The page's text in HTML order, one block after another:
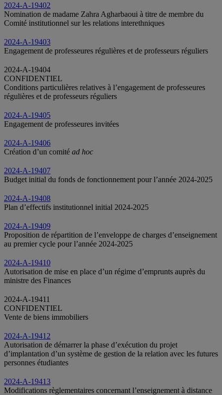
2024-A-19402
Nomination de madame Zahra Agharbaoui à titre de membre du
Comité institutionnel sur les relations interethniques
2024-A-19403
Engagement de professeures régulières et de professeurs réguliers
2024-A-19404
CONFIDENTIEL
Conditions particulières relatives à l’engagement de professeures
régulières et de professeurs réguliers
2024-A-19405
Engagement de professeures invitées
2024-A-19406
Création d’un comité ad hoc
2024-A-19407
Budget initial du fonds de fonctionnement pour l’année 2024-2025
2024-A-19408
Plan d’effectifs institutionnel initial 2024-2025
2024-A-19409
Proposition de répartition de l’enveloppe de charges d’enseignement
au premier cycle pour l’année 2024-2025
2024-A-19410
Autorisation de mise en place d’un régime d’emprunts auprès du
ministre des Finances
2024-A-19411
CONFIDENTIEL
Vente de biens immobiliers
2024-A-19412
Autorisation de démarrer la phase d’exécution du projet
d’implantation d’un système de gestion de la relation avec les futures
personnes étudiantes
2024-A-19413
Modifications règlementaires concernant l’enseignement à distance